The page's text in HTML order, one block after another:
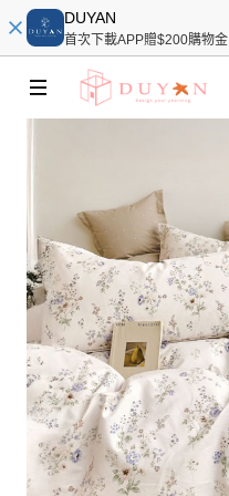
DUYAN
首次下載APP贈$200購物金